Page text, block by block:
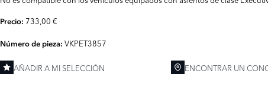
Precio: 733,00 €
Número de pieza:VKPET3857
AÑADIR A MI SELECCIÓN ENCONTRAR UN